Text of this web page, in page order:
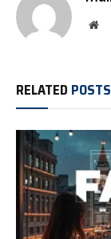
RELATED POSTS